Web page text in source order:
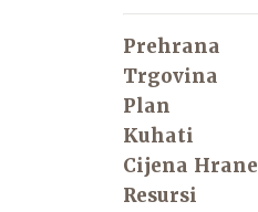
Prehrana
Trgovina
Plan
Kuhati
Cijena Hrane
Resursi